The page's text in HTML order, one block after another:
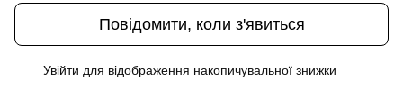
Повідомити, коли з'явиться
Увійти для відображення накопичувальної знижки